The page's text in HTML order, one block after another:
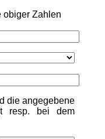
obiger Zahlen
die angegebene
resp. bei dem